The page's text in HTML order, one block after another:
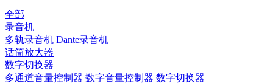
全部
录音机
多轨录音机 Dante录音机
话筒放大器
数字切换器
多通道音量控制器 数字音量控制器 数字切换器